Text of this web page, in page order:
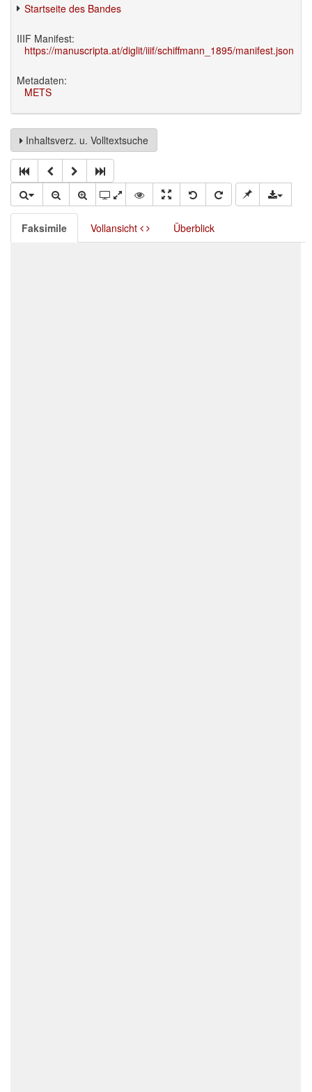
Startseite des Bandes
IIIF Manifest:
https://manuscripta.at/diglit/iiif/schiffmann_1895/manifest.json
Metadaten:
METS
Inhaltsverz. u. Volltextsuche
Faksimile Vollansicht Überblick